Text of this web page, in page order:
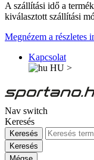
A szállítási idő a
kiválasztott szállítási
Megnézem a részletes
Kapcsolat
HU >
Nav switch
Keresés
Keresés
Keresés